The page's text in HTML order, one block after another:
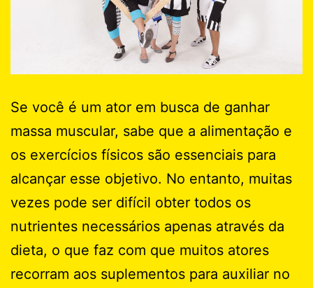
Se você é um ator em busca de ganhar
massa muscular, sabe que a alimentação e
os exercícios físicos são essenciais para
alcançar esse objetivo. No entanto, muitas
vezes pode ser difícil obter todos os
nutrientes necessários apenas através da
dieta, o que faz com que muitos atores
recorram aos suplementos para auxiliar no